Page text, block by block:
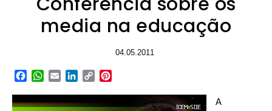
media na educação
04.05.2011
Facebook
WhatsApp
EmailLinkedIn
Copy
A